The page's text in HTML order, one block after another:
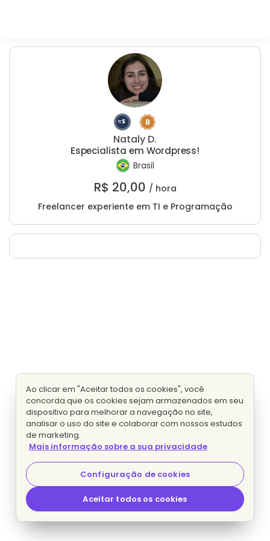
Nataly D.
Especialista em Wordpress!
Brasil
R$ 20,00 / hora
Freelancer experiente em TI e Programação
Ao clicar em "Aceitar todos os cookies", você
concorda que os cookies sejam armazenados em seu
dispositivo para melhorar a navegação no site,
analisar o uso do site e colaborar com nossos estudos
de marketing.
Mais informação sobre a sua privacidade
Configuração de cookies
Aceitar todos os cookies